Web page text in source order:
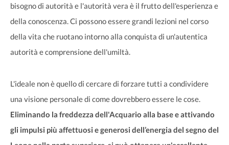
bisogno di autorità e l'autorità vera è il frutto dell'esperienza e
della conoscenza. Ci possono essere grandi lezioni nel corso
della vita che ruotano intorno alla conquista di un'autentica
autorità e comprensione dell'umiltà.
L'ideale non è quello di cercare di forzare tutti a condividere
una visione personale di come dovrebbero essere le cose.
Eliminando la freddezza dell'Acquario alla base e attivando
gli impulsi più affettuosi e generosi dell’energia del segno del